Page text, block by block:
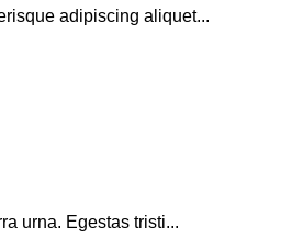
adipiscing aliquet...
urna. Egestas tristi...